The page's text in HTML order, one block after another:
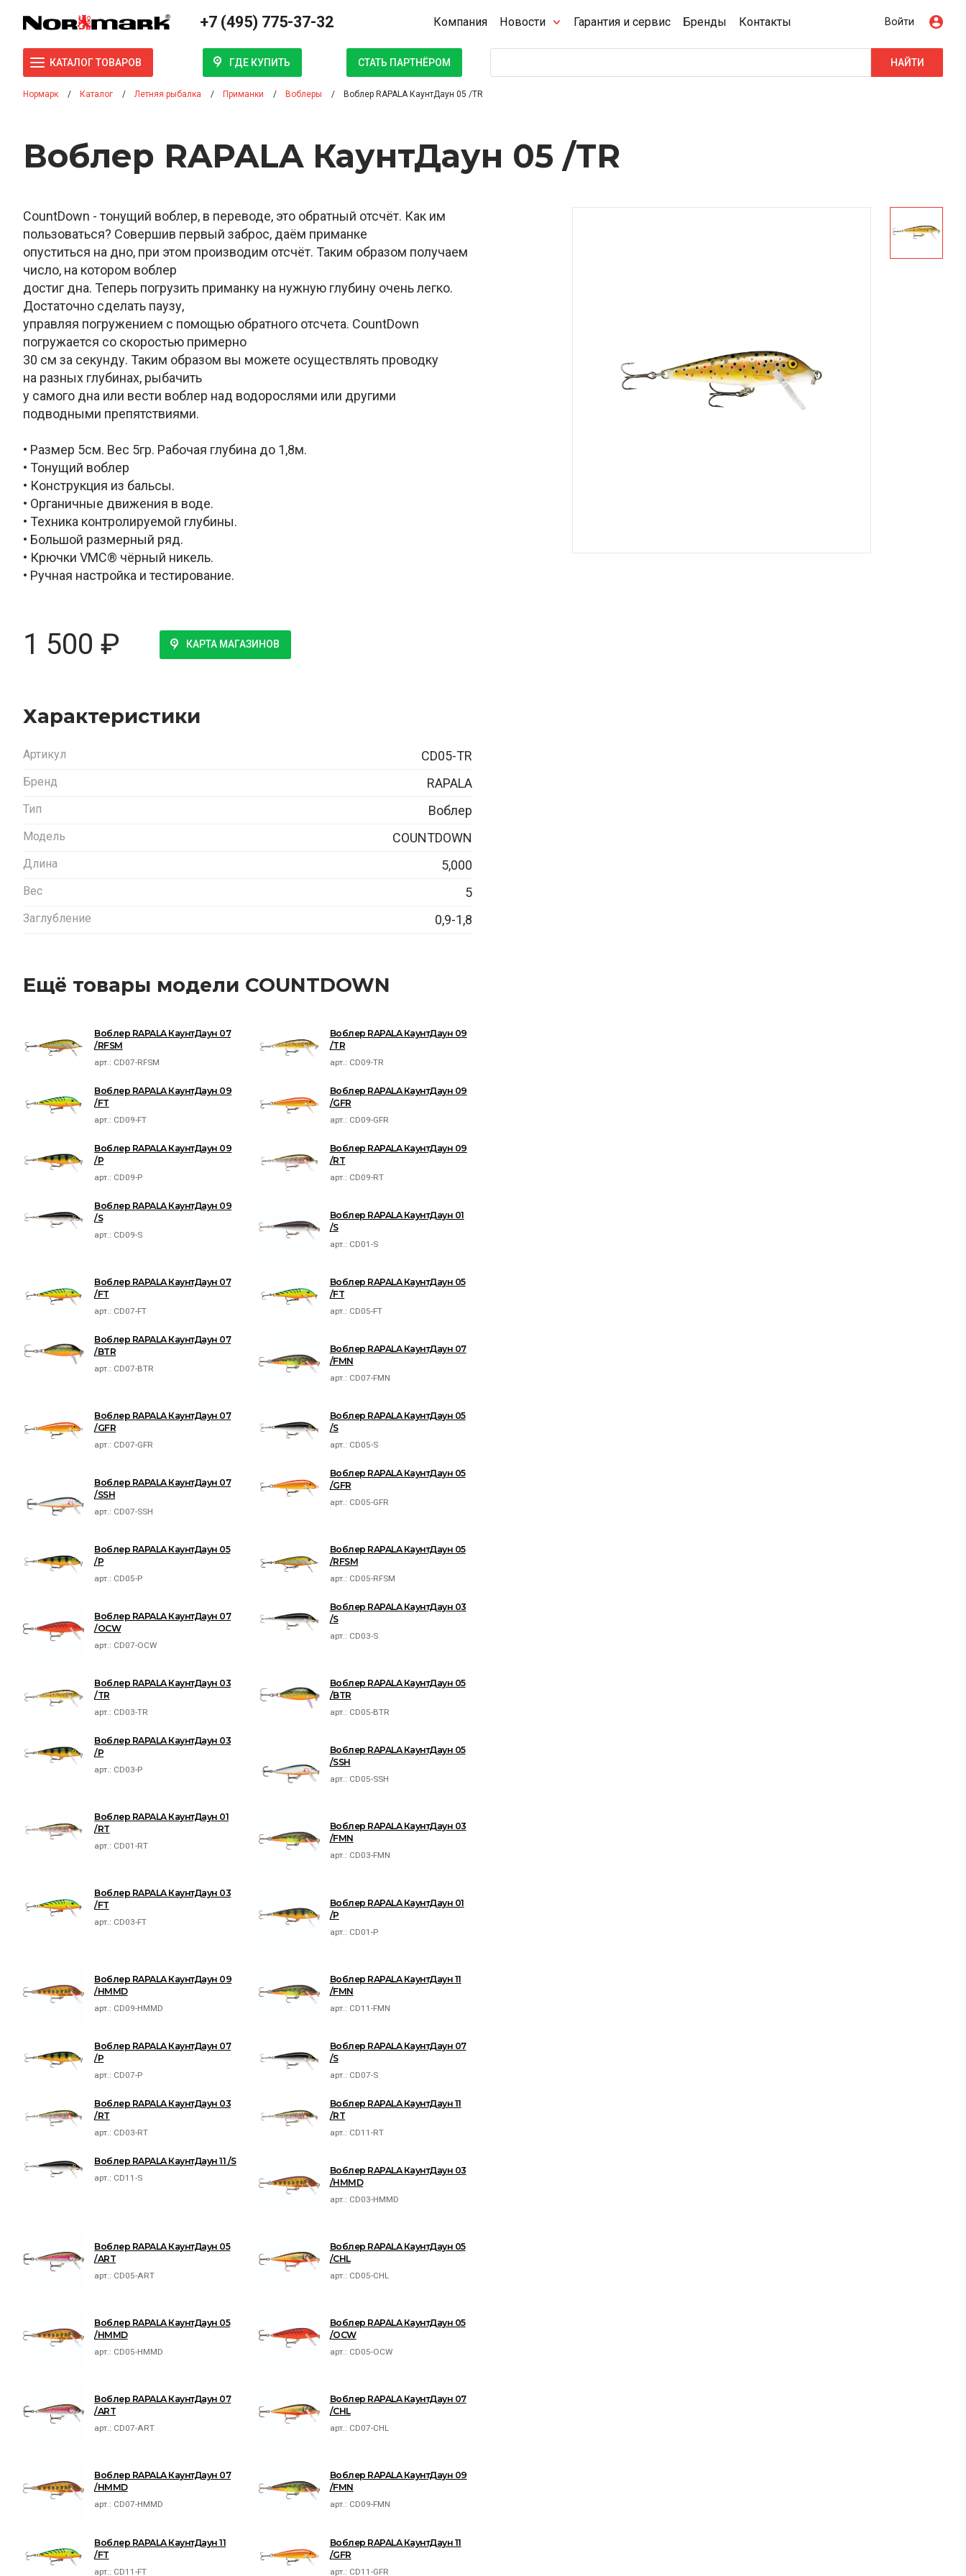
+7 (495) 775-37-32 Компания Новости Гарантия и сервис Бренды Контакты Войти
КАТАЛОГ ТОВАРОВ ГДЕ КУПИТЬ СТАТЬ ПАРТНЁРОМ НАЙТИ
Нормарк Каталог Летняя рыбалка Приманки Воблеры Воблер RAPALA КаунтДаун 05 /TR
Воблер RAPALA КаунтДаун 05 /TR
CountDown - тонущий воблер, в переводе, это обратный отсчёт. Как им
пользоваться? Совершив первый заброс, даём приманке
опуститься на дно, при этом производим отсчёт. Таким образом получаем
число, на котором воблер
достиг дна. Теперь погрузить приманку на нужную глубину очень легко.
Достаточно сделать паузу,
управляя погружением с помощью обратного отсчета. CountDown
погружается со скоростью примерно
30 см за секунду. Таким образом вы можете осуществлять проводку
на разных глубинах, рыбачить
у самого дна или вести воблер над водорослями или другими
подводными препятствиями.
• Размер 5см. Вес 5гр. Рабочая глубина до 1,8м.
• Тонущий воблер
• Конструкция из бальсы.
• Органичные движения в воде.
• Техника контролируемой глубины.
• Большой размерный ряд.
• Крючки VMC® чёрный никель.
• Ручная настройка и тестирование.
1 500 ₽ КАРТА МАГАЗИНОВ
Характеристики
Артикул CD05-TR
Бренд RAPALA
Тип Воблер
Модель COUNTDOWN
Длина 5,000
Вес 5
Заглубление 0,9-1,8
Ещё товары модели COUNTDOWN
Воблер RAPALA КаунтДаун 07
/RFSM
арт.: CD07-RFSM
Воблер RAPALA КаунтДаун 09
/TR
арт.: CD09-TR
Воблер RAPALA КаунтДаун 09
/FT
арт.: CD09-FT
Воблер RAPALA КаунтДаун 09
/GFR
арт.: CD09-GFR
Воблер RAPALA КаунтДаун 09
/P
арт.: CD09-P
Воблер RAPALA КаунтДаун 09
/RT
арт.: CD09-RT
Воблер RAPALA КаунтДаун 09
/S
арт.: CD09-S
Воблер RAPALA КаунтДаун 01
/S
арт.: CD01-S
Воблер RAPALA КаунтДаун 07
/FT
арт.: CD07-FT
Воблер RAPALA КаунтДаун 05
/FT
арт.: CD05-FT
Воблер RAPALA КаунтДаун 07
/BTR
арт.: CD07-BTR
Воблер RAPALA КаунтДаун 07
/FMN
арт.: CD07-FMN
Воблер RAPALA КаунтДаун 07
/GFR
арт.: CD07-GFR
Воблер RAPALA КаунтДаун 05
/S
арт.: CD05-S
Воблер RAPALA КаунтДаун 07
/SSH
арт.: CD07-SSH
Воблер RAPALA КаунтДаун 05
/GFR
арт.: CD05-GFR
Воблер RAPALA КаунтДаун 05
/P
арт.: CD05-P
Воблер RAPALA КаунтДаун 05
/RFSM
арт.: CD05-RFSM
Воблер RAPALA КаунтДаун 07
/OCW
арт.: CD07-OCW
Воблер RAPALA КаунтДаун 03
/S
арт.: CD03-S
Воблер RAPALA КаунтДаун 03
/TR
арт.: CD03-TR
Воблер RAPALA КаунтДаун 05
/BTR
арт.: CD05-BTR
Воблер RAPALA КаунтДаун 03
/P
арт.: CD03-P
Воблер RAPALA КаунтДаун 05
/SSH
арт.: CD05-SSH
Воблер RAPALA КаунтДаун 01
/RT
арт.: CD01-RT
Воблер RAPALA КаунтДаун 03
/FMN
арт.: CD03-FMN
Воблер RAPALA КаунтДаун 03
/FT
арт.: CD03-FT
Воблер RAPALA КаунтДаун 01
/P
арт.: CD01-P
Воблер RAPALA КаунтДаун 09
/HMMD
арт.: CD09-HMMD
Воблер RAPALA КаунтДаун 11
/FMN
арт.: CD11-FMN
Воблер RAPALA КаунтДаун 07
/P
арт.: CD07-P
Воблер RAPALA КаунтДаун 07
/S
арт.: CD07-S
Воблер RAPALA КаунтДаун 03
/RT
арт.: CD03-RT
Воблер RAPALA КаунтДаун 11
/RT
арт.: CD11-RT
Воблер RAPALA КаунтДаун 11 /S
арт.: CD11-S
Воблер RAPALA КаунтДаун 03
/HMMD
арт.: CD03-HMMD
Воблер RAPALA КаунтДаун 05
/ART
арт.: CD05-ART
Воблер RAPALA КаунтДаун 05
/CHL
арт.: CD05-CHL
Воблер RAPALA КаунтДаун 05
/HMMD
арт.: CD05-HMMD
Воблер RAPALA КаунтДаун 05
/OCW
арт.: CD05-OCW
Воблер RAPALA КаунтДаун 07
/ART
арт.: CD07-ART
Воблер RAPALA КаунтДаун 07
/CHL
арт.: CD07-CHL
Воблер RAPALA КаунтДаун 07
/HMMD
арт.: CD07-HMMD
Воблер RAPALA КаунтДаун 09
/FMN
арт.: CD09-FMN
Воблер RAPALA КаунтДаун 11
/FT
арт.: CD11-FT
Воблер RAPALA КаунтДаун 11
/GFR
арт.: CD11-GFR